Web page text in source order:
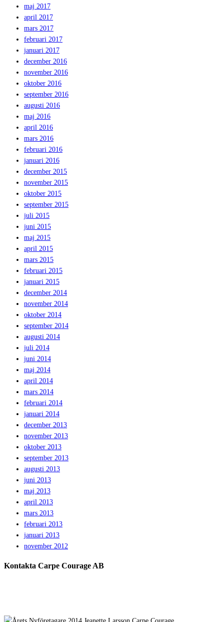
maj 2017
april 2017
mars 2017
februari 2017
januari 2017
december 2016
november 2016
oktober 2016
september 2016
augusti 2016
maj 2016
april 2016
mars 2016
februari 2016
januari 2016
december 2015
november 2015
oktober 2015
september 2015
juli 2015
juni 2015
maj 2015
april 2015
mars 2015
februari 2015
januari 2015
december 2014
november 2014
oktober 2014
september 2014
augusti 2014
juli 2014
juni 2014
maj 2014
april 2014
mars 2014
februari 2014
januari 2014
december 2013
november 2013
oktober 2013
september 2013
augusti 2013
juni 2013
maj 2013
april 2013
mars 2013
februari 2013
januari 2013
november 2012
Kontakta Carpe Courage AB